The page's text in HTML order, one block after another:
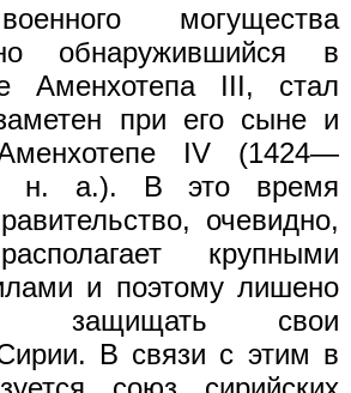
могущества
обнаружившийся в
Аменхотепа III, стал
при его сыне и
IV (1424—
н. а.). В это время
очевидно,
крупными
и поэтому лишено
защищать свои
В связи с этим в